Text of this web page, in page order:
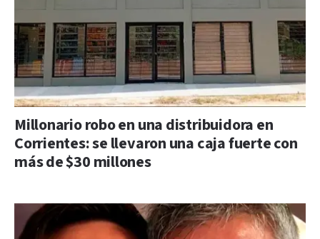
Millonario robo en una distribuidora en
Corrientes: se llevaron una caja fuerte con
más de $30 millones